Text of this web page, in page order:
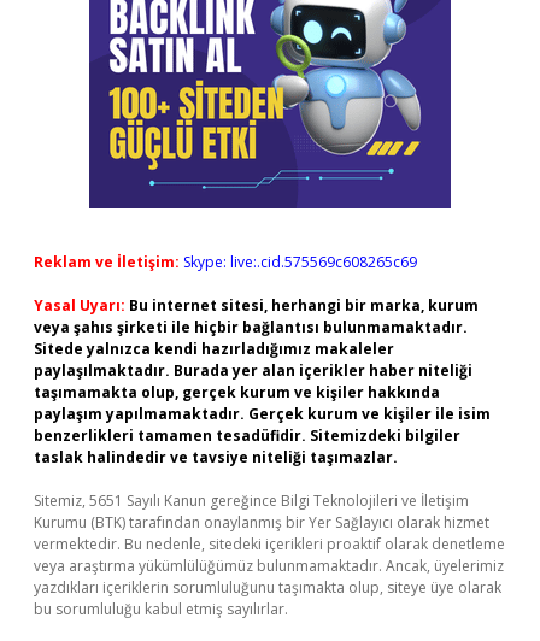
Reklam ve İletişim: Skype: live:.cid.575569c608265c69
Yasal Uyarı: Bu internet sitesi, herhangi bir marka, kurum
veya şahıs şirketi ile hiçbir bağlantısı bulunmamaktadır.
Sitede yalnızca kendi hazırladığımız makaleler
paylaşılmaktadır. Burada yer alan içerikler haber niteliği
taşımamakta olup, gerçek kurum ve kişiler hakkında
paylaşım yapılmamaktadır. Gerçek kurum ve kişiler ile isim
benzerlikleri tamamen tesadüfidir. Sitemizdeki bilgiler
taslak halindedir ve tavsiye niteliği taşımazlar.
Sitemiz, 5651 Sayılı Kanun gereğince Bilgi Teknolojileri ve İletişim
Kurumu (BTK) tarafından onaylanmış bir Yer Sağlayıcı olarak hizmet
vermektedir. Bu nedenle, sitedeki içerikleri proaktif olarak denetleme
veya araştırma yükümlülüğümüz bulunmamaktadır. Ancak, üyelerimiz
yazdıkları içeriklerin sorumluluğunu taşımakta olup, siteye üye olarak
bu sorumluluğu kabul etmiş sayılırlar.